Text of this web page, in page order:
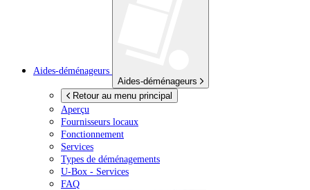
Aides-déménageurs
Aides-déménageurs
Retour au menu principal
Aperçu
Fournisseurs locaux
Fonctionnement
Services
Types de déménagements
U-Box - Services
FAQ